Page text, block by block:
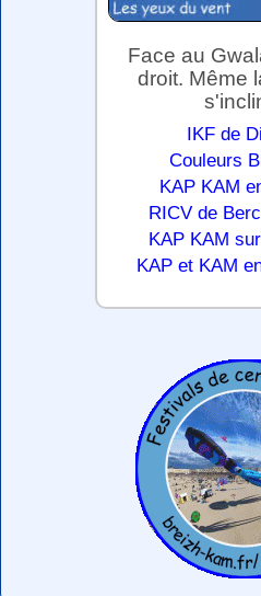
Face au
droit. Même
IKF de
Couleurs
KAP KAM
RICV de
KAP KAM
KAP et KAM